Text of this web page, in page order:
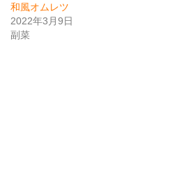
和風オムレツ
2022年3月9日
副菜